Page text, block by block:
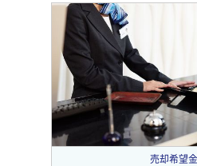
売却希望